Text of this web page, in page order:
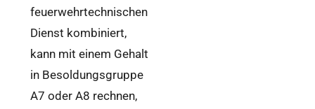
feuerwehrtechnischen
Dienst kombiniert,
kann mit einem Gehalt
in Besoldungsgruppe
A7 oder A8 rechnen,